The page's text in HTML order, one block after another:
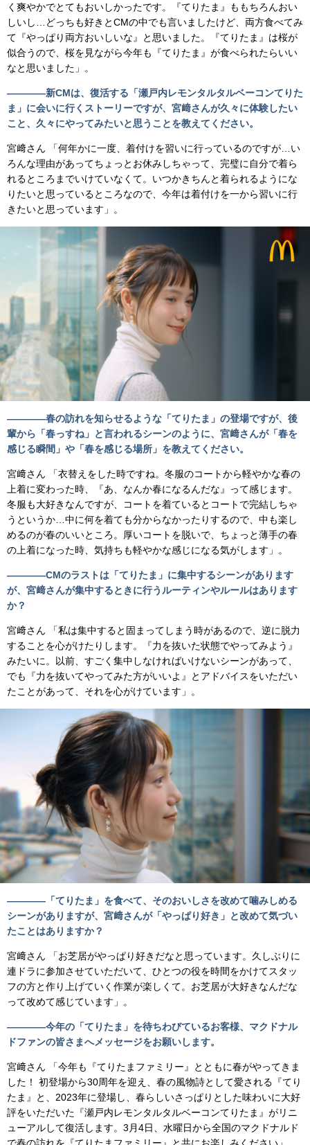
く爽やかでとてもおいしかったです。『てりたま』ももちろんおい
しいし…どっちも好きとCMの中でも言いましたけど、両方食べてみ
て『やっぱり両方おいしいな』と思いました。『てりたま』は桜が
似合うので、桜を見ながら今年も『てりたま』が食べられたらいい
なと思いました」。
――――新CMは、復活する「瀬戸内レモンタルタルベーコンてりた
ま」に会いに行くストーリーですが、宮﨑さんが久々に体験したい
こと、久々にやってみたいと思うことを教えてください。
宮﨑さん 「何年かに一度、着付けを習いに行っているのですが…い
ろんな理由があってちょっとお休みしちゃって、完璧に自分で着ら
れるところまでいけていなくて。いつかきちんと着られるようにな
りたいと思っているところなので、今年は着付けを一から習いに行
きたいと思っています」。
――――春の訪れを知らせるような「てりたま」の登場ですが、後
輩から「春っすね」と言われるシーンのように、宮﨑さんが「春を
感じる瞬間」や「春を感じる場所」を教えてください。
宮﨑さん 「衣替えをした時ですね。冬服のコートから軽やかな春の
上着に変わった時、『あ、なんか春になるんだな』って感じます。
冬服も大好きなんですが、コートを着ているとコートで完結しちゃ
うというか…中に何を着ても分からなかったりするので、中も楽し
めるのが春のいいところ。厚いコートを脱いで、ちょっと薄手の春
の上着になった時、気持ちも軽やかな感じになる気がします」。
――――CMのラストは「てりたま」に集中するシーンがあります
が、宮﨑さんが集中するときに行うルーティンやルールはあります
か？
宮﨑さん 「私は集中すると固まってしまう時があるので、逆に脱力
することを心がけたりします。『力を抜いた状態でやってみよう』
みたいに。以前、すごく集中しなければいけないシーンがあって、
でも『力を抜いてやってみた方がいいよ』とアドバイスをいただい
たことがあって、それを心がけています」。
――――「てりたま」を食べて、そのおいしさを改めて噛みしめる
シーンがありますが、宮﨑さんが「やっぱり好き」と改めて気づい
たことはありますか？
宮﨑さん 「お芝居がやっぱり好きだなと思っています。久しぶりに
連ドラに参加させていただいて、ひとつの役を時間をかけてスタッ
フの方と作り上げていく作業が楽しくて。お芝居が大好きなんだな
って改めて感じています」。
――――今年の「てりたま」を待ちわびているお客様、マクドナル
ドファンの皆さまへメッセージをお願いします。
宮﨑さん 「今年も『てりたまファミリー』とともに春がやってきま
した！ 初登場から30周年を迎え、春の風物詩として愛される『てり
たま』と、2023年に登場し、春らしいさっぱりとした味わいに大好
評をいただいた『瀬戸内レモンタルタルベーコンてりたま』がリニ
ューアルして復活します。3月4日、水曜日から全国のマクドナルド
で春の訪れを『てりたまファミリー』と共にお楽しみください」。